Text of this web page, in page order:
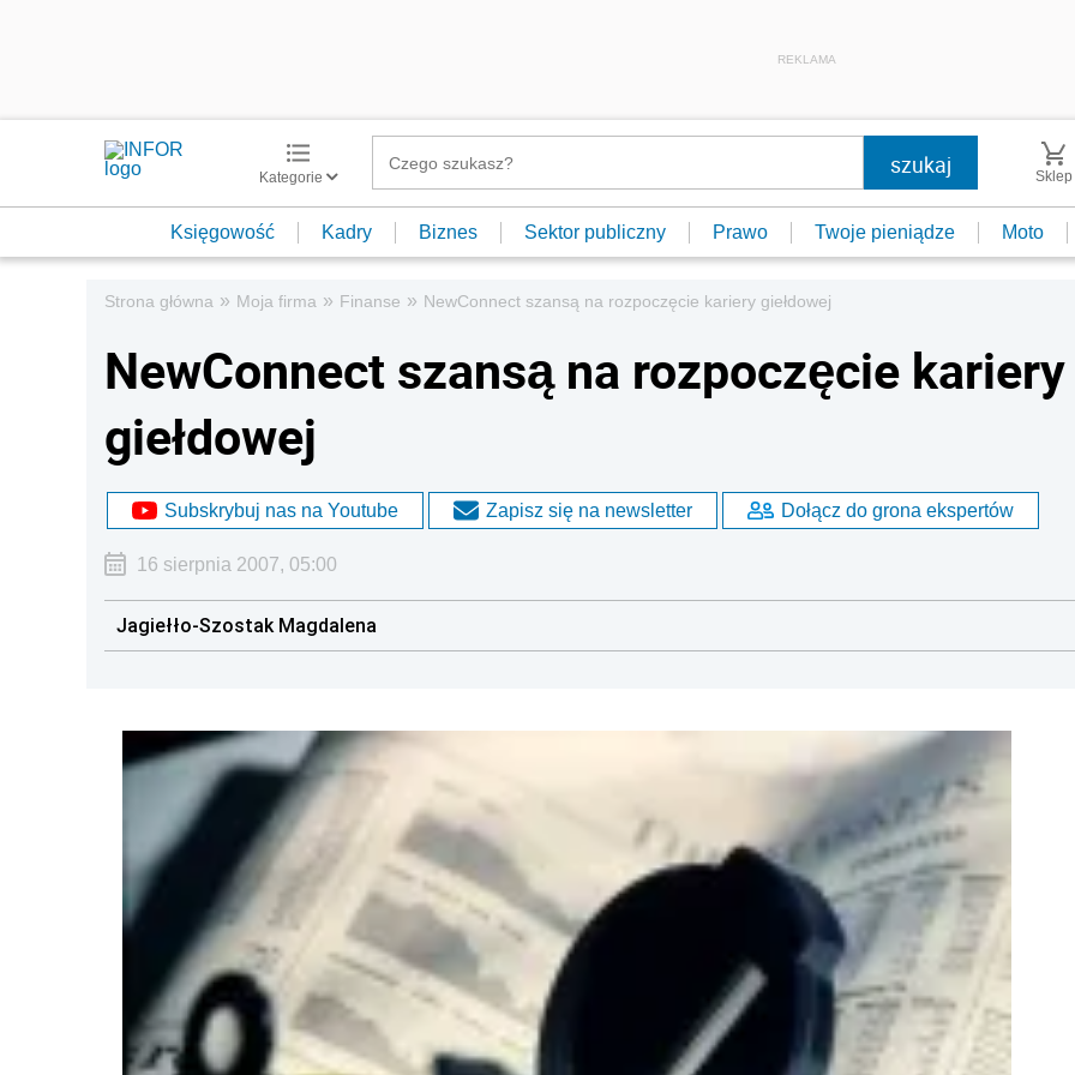
REKLAMA
Kategorie Sklep
Księgowość Kadry Biznes Sektor publiczny Prawo Twoje pieniądze Moto
Strona główna » Moja firma » Finanse » NewConnect szansą na rozpoczęcie kariery giełdowej
NewConnect szansą na rozpoczęcie kariery
giełdowej
Subskrybuj nas na Youtube Zapisz się na newsletter Dołącz do grona ekspertów
16 sierpnia 2007, 05:00
Jagiełło-Szostak Magdalena